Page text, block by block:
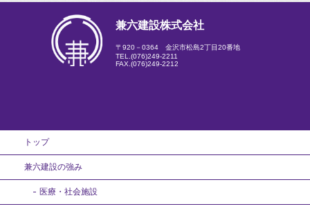
兼六建設株式会社
〒920－0364 金沢市松島2丁目20番地
TEL.(076)249-2211
FAX.(076)249-2212
トップ
兼六建設の強み
医療・社会施設